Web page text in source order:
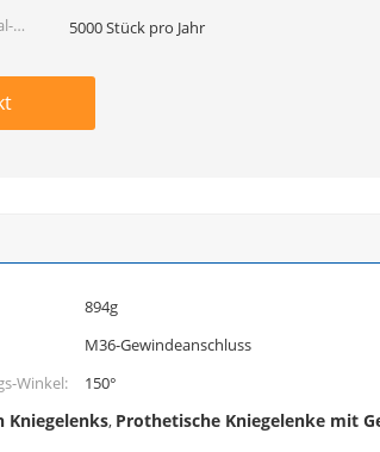
5000 Stück pro Jahr
894g
M36-Gewindeanschluss
Winkel:
150°
Kniegelenks, Prothetische Kniegelenke mit